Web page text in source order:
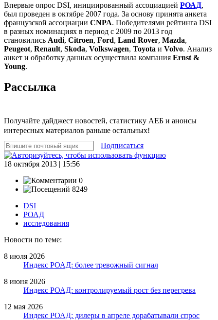
Впервые опрос DSI, инициированный ассоциацией РОАД,
был проведен в октябре 2007 года. За основу принята анкета
французской ассоциации CNPA. Победителями рейтинга DSI
в разных номинациях в период с 2009 по 2013 год
становились Audi, Citroen, Ford, Land Rover, Mazda,
Peugeot, Renault, Skoda, Volkswagen, Toyota и Volvo. Анализ
анкет и обработку данных осуществила компания Ernst &
Young.
Рассылка
Получайте дайджест новостей, статистику АЕБ и анонсы
интересных материалов раньше остальных!
Подписаться
18 октября 2013 | 15:56
0
8249
DSI
РОАД
исследования
Новости по теме:
8 июля 2026
Индекс РОАД: более тревожный сигнал
8 июня 2026
Индекс РОАД: контролируемый рост без перегрева
12 мая 2026
Индекс РОАД: дилеры в апреле дорабатывали спрос